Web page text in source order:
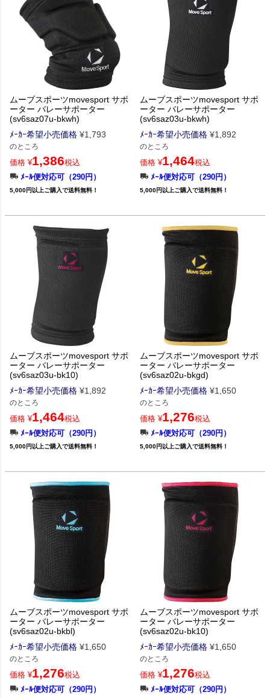
ムーブスポーツmovesport サポ
ーター バレーサポーター
(sv6saz07u-bkwh)
ﾒｰｶｰ希望小売価格 ¥1,793
のところ
価格 ¥1,386税込
ﾒｰﾙ便対応可（290円）
5,000円以上ご購入で送料無料！
ムーブスポーツmovesport サポ
ーター バレーサポーター
(sv6saz03u-bkwh)
ﾒｰｶｰ希望小売価格 ¥1,892
のところ
価格 ¥1,464税込
ﾒｰﾙ便対応可（290円）
5,000円以上ご購入で送料無料！
ムーブスポーツmovesport サポ
ーター バレーサポーター
(sv6saz03u-bk10)
ﾒｰｶｰ希望小売価格 ¥1,892
のところ
価格 ¥1,464税込
ﾒｰﾙ便対応可（290円）
5,000円以上ご購入で送料無料！
ムーブスポーツmovesport サポ
ーター バレーサポーター
(sv6saz02u-bkgd)
ﾒｰｶｰ希望小売価格 ¥1,650
のところ
価格 ¥1,276税込
ﾒｰﾙ便対応可（290円）
5,000円以上ご購入で送料無料！
ムーブスポーツmovesport サポ
ーター バレーサポーター
(sv6saz02u-bkbl)
ﾒｰｶｰ希望小売価格 ¥1,650
のところ
価格 ¥1,276税込
ﾒｰﾙ便対応可（290円）
ムーブスポーツmovesport サポ
ーター バレーサポーター
(sv6saz02u-bk10)
ﾒｰｶｰ希望小売価格 ¥1,650
のところ
価格 ¥1,276税込
ﾒｰﾙ便対応可（290円）